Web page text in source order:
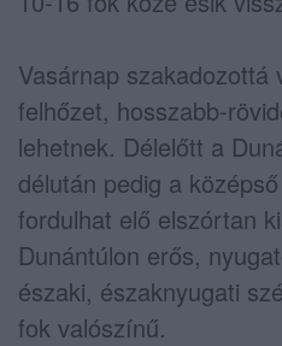
Vasárnap szakadozottá
felhőzet, hosszabb-
lehetnek. Délelőtt a
délután pedig a
fordulhat elő elszórtan
Dunántúlon erős,
északi, északnyugati
fok valószínű.